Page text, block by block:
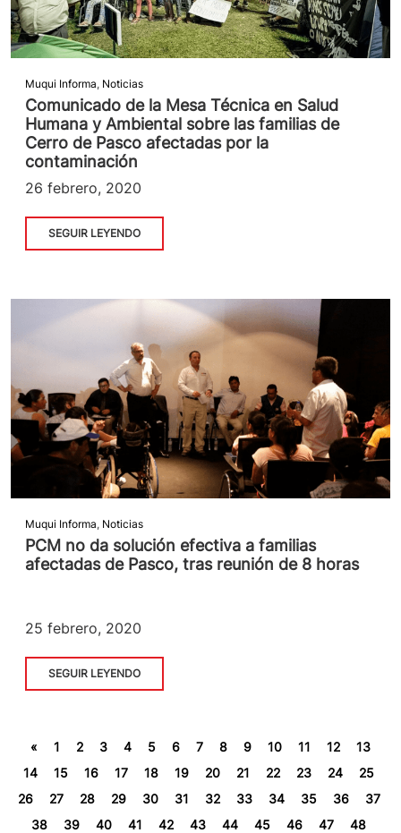
Muqui Informa, Noticias
Comunicado de la Mesa Técnica en Salud
Humana y Ambiental sobre las familias de
Cerro de Pasco afectadas por la
contaminación
26 febrero, 2020
SEGUIR LEYENDO
Muqui Informa, Noticias
PCM no da solución efectiva a familias
afectadas de Pasco, tras reunión de 8 horas
25 febrero, 2020
SEGUIR LEYENDO
« 1 2 3 4 5 6 7 8 9 10 11 12
13
14
15 16 17 18 19 20 21 22 23 24
25
26
27 28 29 30 31 32 33 34 35 36
37
38
39 40 41 42 43 44 45 46 47
48